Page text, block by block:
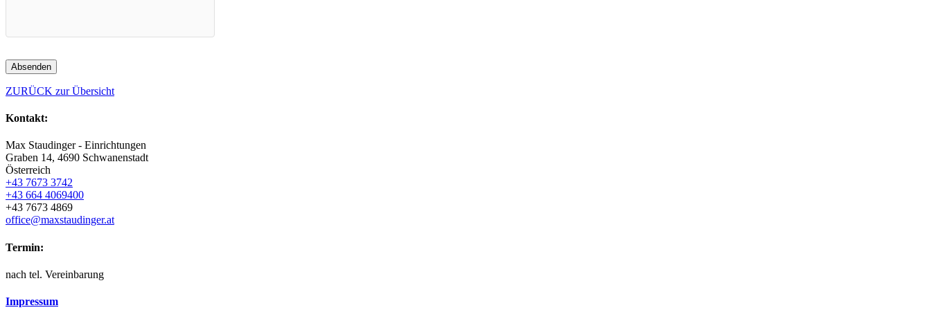
ZURÜCK zur Übersicht
Kontakt:
Max Staudinger - Einrichtungen
Graben 14, 4690 Schwanenstadt
Österreich
+43 7673 3742
+43 664 4069400
+43 7673 4869
office@maxstaudinger.at
Termin:
nach tel. Vereinbarung
Impressum